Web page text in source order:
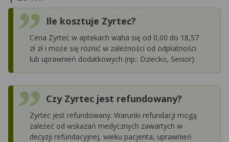
Ile kosztuje Zyrtec?
Cena Zyrtec w aptekach waha się od 0,00 do 18,57
zł zł i może się różnić w zależności od odpłatności
lub uprawnień dodatkowych (np.: Dziecko, Senior).
Czy Zyrtec jest refundowany?
Zyrtec jest refundowany. Warunki refundacji mogą
zależeć od wskazań medycznych zawartych w
decyzji refundacyjnej, wieku pacjenta, uprawnień